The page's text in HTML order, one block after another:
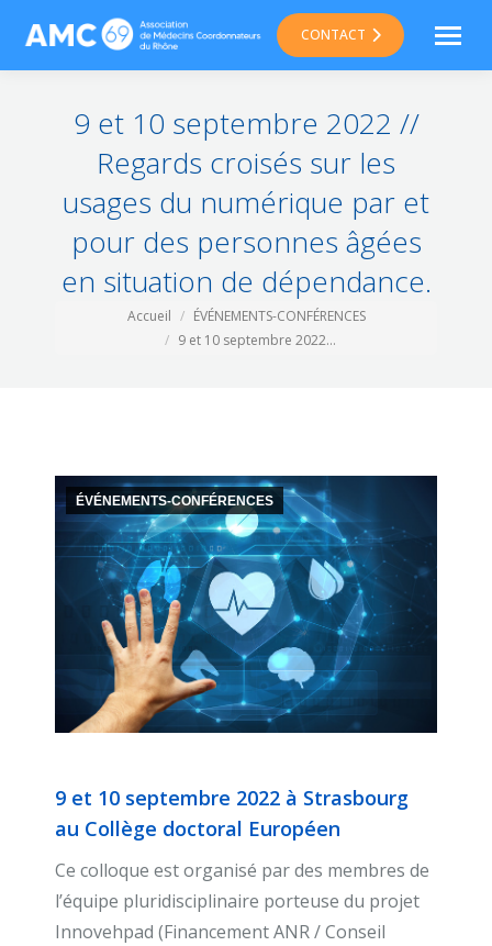
CONTACT
9 et 10 septembre 2022 //
Regards croisés sur les
usages du numérique par et
pour des personnes âgées
en situation de dépendance.
Vous êtes ici :
Accueil
ÉVÉNEMENTS-CONFÉRENCES
9 et 10 septembre 2022…
ÉVÉNEMENTS-CONFÉRENCES
9 et 10 septembre 2022 à Strasbourg
au Collège doctoral Européen
Ce colloque est organisé par des membres de
l’équipe pluridisciplinaire porteuse du projet
Innovehpad (Financement ANR / Conseil